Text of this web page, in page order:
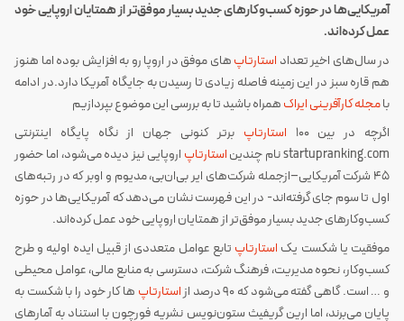
آمریکایی‌ها در حوزه کسب‌وکارهای جدید بسیار موفق‌تر از همتایان اروپایی خود
عمل کرده‌اند.
در سال‌های اخیر تعداد استارتاپهای موفق در اروپا رو به افزایش بوده اما هنوز
هم قاره سبز در این زمینه فاصله زیادی تا رسیدن به جایگاه آمریکا دارد.در ادامه
بامجله کارآفرینی ایراکهمراه باشید تا به بررسی این موضوع بپردازیم
اگرچه در بین 100
استارتاپ برتر کنونی جهان از نگاه پایگاه اینترنتی
startupranking.com نام چندین
استارتاپ اروپایی نیز دیده می‌شود، اما حضور
45 شرکت آمریکایی–ازجمله شرکت‌های ایر بی‌ان‌بی، مدیوم و اوبر که در رتبه‌های
اول تا سوم جای گرفته‌اند- در این فهرست نشان می‌دهد که آمریکایی‌ها در حوزه
کسب‌وکارهای جدید بسیار موفق‌تر از همتایان اروپایی خود عمل کرده‌اند.
موفقیت یا شکست یک استارتاپ تابع عوامل متعددی از قبیل ایده اولیه و طرح
کسب‌وکار، نحوه مدیریت، فرهنگ شرکت، دسترسی به منابع مالی، عوامل محیطی
و … است. گاهی گفته می‌شود که 90 درصد از
استارتاپ ها کار خود را با شکست به
پایان می‌برند، اما ارین گریفیث ستون‌نویس نشریه فورچون با استناد به آمارهای